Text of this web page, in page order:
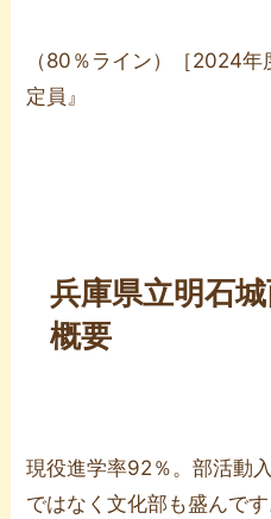
（80％ライン）［2024
定員』
兵庫県立明石
概要
現役進学率92％。部活動
ではなく文化部も盛んです